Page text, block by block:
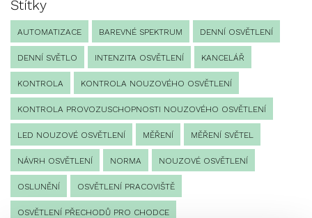
Štítky
AUTOMATIZACE BAREVNÉ SPEKTRUM DENNÍ OSVĚTLENÍ
DENNÍ SVĚTLO INTENZITA OSVĚTLENÍ KANCELÁŘ
KONTROLA KONTROLA NOUZOVÉHO OSVĚTLENÍ
KONTROLA PROVOZUSCHOPNOSTI NOUZOVÉHO OSVĚTLENÍ
LED NOUZOVÉ OSVĚTLENÍ MĚŘENÍ MĚŘENÍ SVĚTEL
NÁVRH OSVĚTLENÍ NORMA NOUZOVÉ OSVĚTLENÍ
OSLUNĚNÍ OSVĚTLENÍ PRACOVIŠTĚ
OSVĚTLENÍ PŘECHODŮ PRO CHODCE